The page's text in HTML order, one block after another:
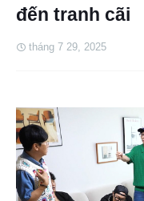
đến tranh cãi
tháng 7 29, 2025